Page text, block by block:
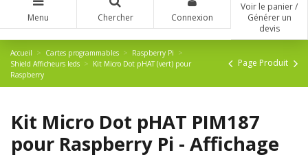
Menu Chercher Connexion
Voir le panier /
Générer un
devis
Accueil Cartes programmables
Raspberry Pi
Shield Afficheurs leds
Kit Micro Dot pHAT (vert) pour
Raspberry
Page Produit
Kit Micro Dot pHAT PIM187
pour Raspberry Pi - Affichage